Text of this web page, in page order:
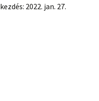
kezdés: 2022. jan. 27.